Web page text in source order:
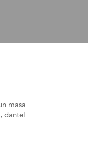
masa
dantel